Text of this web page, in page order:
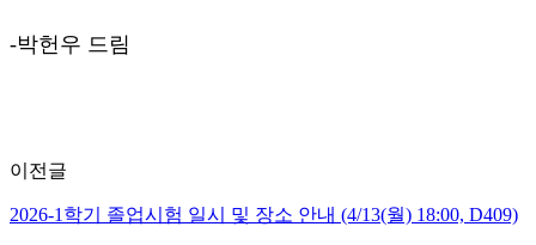
-박헌우 드림
이전글
2026-1학기 졸업시험 일시 및 장소 안내 (4/13(월) 18:00, D409)